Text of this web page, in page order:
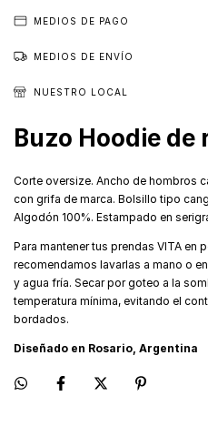
MEDIOS DE PAGO
MEDIOS DE ENVÍO
NUESTRO LOCAL
Buzo Hoodie de
Corte oversize. Ancho de hombros
con grifa de marca. Bolsillo tipo
Algodón 100%. Estampado en
Para mantener tus prendas VITA en
recomendamos lavarlas a mano o
y agua fría. Secar por goteo a la
temperatura mínima, evitando el
bordados.
Diseñado en Rosario, Argentina